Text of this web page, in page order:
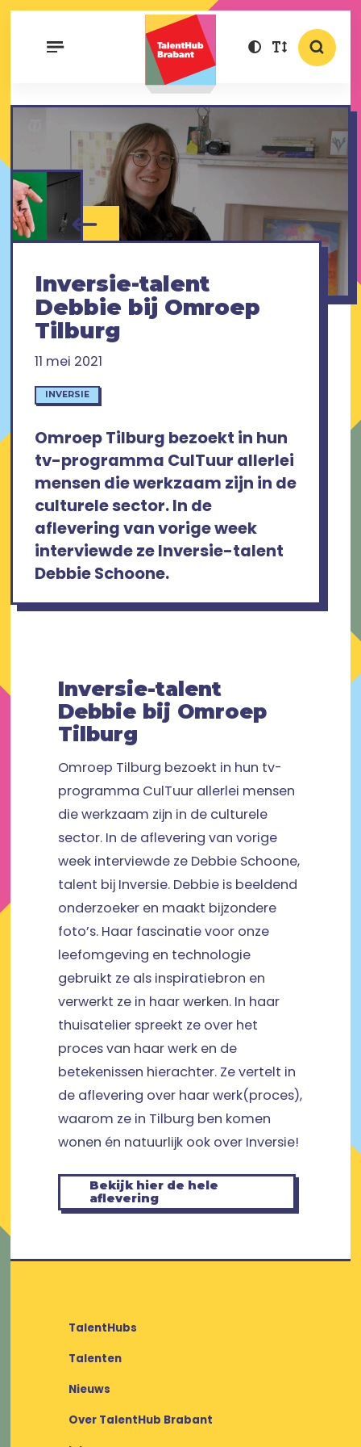
Inversie-talent
Debbie bij Omroep
Tilburg
11 mei 2021
INVERSIE
Omroep Tilburg bezoekt in hun
tv-programma CulTuur allerlei
mensen die werkzaam zijn in de
culturele sector. In de
aflevering van vorige week
interviewde ze Inversie-talent
Debbie Schoone.
Inversie-talent
Debbie bij Omroep
Tilburg
Omroep Tilburg bezoekt in hun tv-
programma CulTuur allerlei mensen
die werkzaam zijn in de culturele
sector. In de aflevering van vorige
week interviewde ze Debbie Schoone,
talent bij Inversie. Debbie is beeldend
onderzoeker en maakt bijzondere
foto’s. Haar fascinatie voor onze
leefomgeving en technologie
gebruikt ze als inspiratiebron en
verwerkt ze in haar werken. In haar
thuisatelier spreekt ze over het
proces van haar werk en de
betekenissen hierachter. Ze vertelt in
de aflevering over haar werk(proces),
waarom ze in Tilburg ben komen
wonen én natuurlijk ook over Inversie!
Bekijk hier de hele
aflevering
TalentHubs
Talenten
Nieuws
Over TalentHub Brabant